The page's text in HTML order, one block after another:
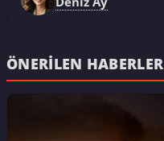
ÖNERILEN HABERLER